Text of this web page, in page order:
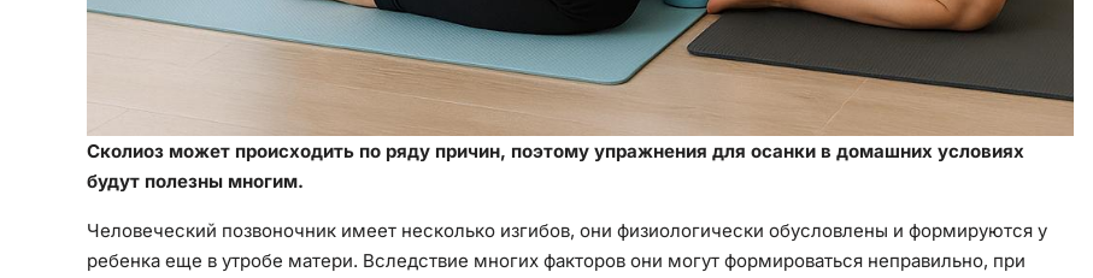
Сколиоз может происходить по ряду причин, поэтому упражнения для осанки в домашних условиях
будут полезны многим.
Человеческий позвоночник имеет несколько изгибов, они физиологически обусловлены и формируются у
ребенка еще в утробе матери. Вследствие многих факторов они могут формироваться неправильно, при